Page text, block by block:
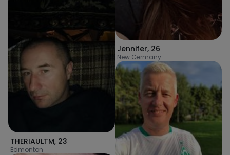
THERIAULTM, 23
Edmonton
Jennifer, 26
New Germany